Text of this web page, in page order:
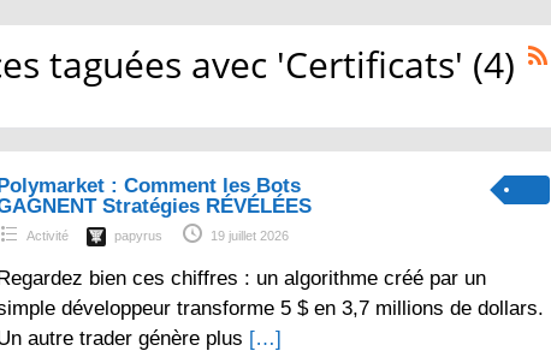
taguées avec 'Certificats' (4)
: Comment les Bots
Stratégies RÉVÉLÉES
Activité papyrus 19 juillet 2026
bien ces chiffres : un algorithme créé par un
développeur transforme 5 $ en 3,7 millions de dollars.
autre trader génère plus […]